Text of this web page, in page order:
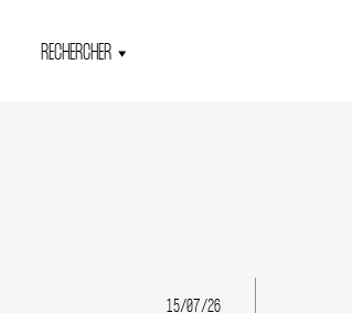
RECHERCHER
15/07/26